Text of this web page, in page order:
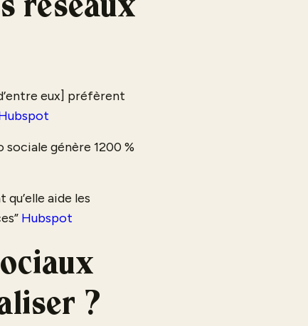
réseaux
eux] préfèrent
sociale génère 1200 %
aide les
Hubspot
?